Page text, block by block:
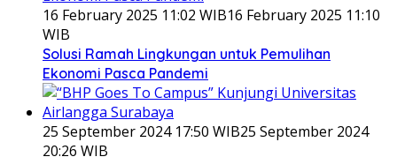
16 February 2025 11:02 WIB16 February 2025 11:10
WIB
Solusi Ramah Lingkungan untuk Pemulihan
Ekonomi Pasca Pandemi
25 September 2024 17:50 WIB25 September 2024
20:26 WIB